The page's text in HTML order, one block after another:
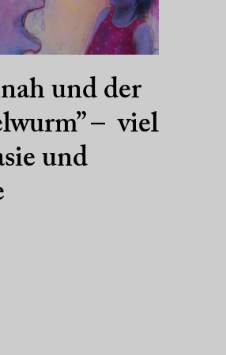
und der
– viel
und